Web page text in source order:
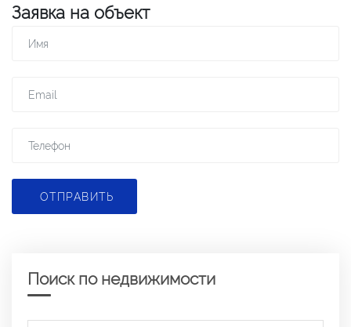
Заявка на объект
ОТПРАВИТЬ
Поиск по недвижимости